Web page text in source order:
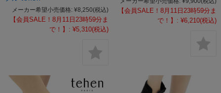
メーカー希望小売価格: ¥8,250(税込)
【会員SALE！8月11日23時59分ま
で！】: ¥5,310(税込)
【会員SALE！8月11日23時59分ま
で！】: ¥6,210(税込)